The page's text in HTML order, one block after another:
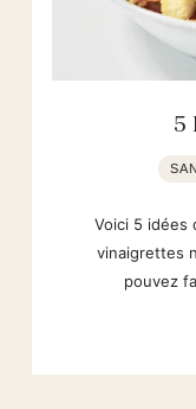
5
Voici 5 idées
vinaigrettes
pouvez